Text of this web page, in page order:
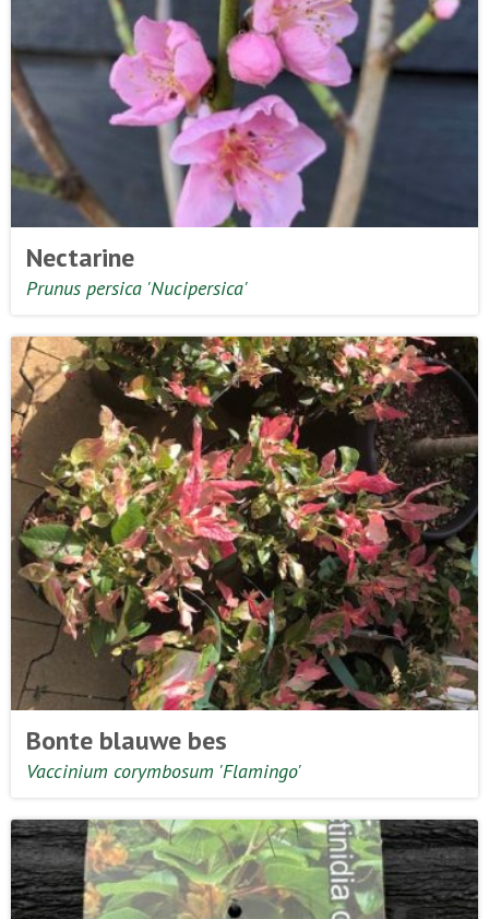
Nectarine
Prunus persica 'Nucipersica'
Bonte blauwe bes
Vaccinium corymbosum 'Flamingo'